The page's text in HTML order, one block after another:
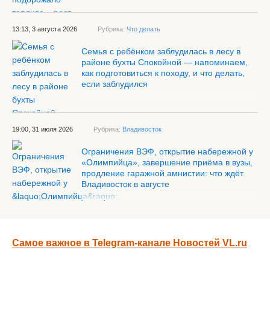
13:13, 3 августа 2026 Рубрика: Что делать
Семья с ребёнком заблудилась в лесу в
районе бухты Спокойной — напоминаем,
как подготовиться к походу, и что делать,
если заблудился
19:00, 31 июля 2026 Рубрика: Владивосток
Ограничения ВЭФ, открытие набережной у
«Олимпийца», завершение приёма в вузы,
продление гаражной амнистии: что ждёт
Владивосток в августе
Самое важное в Telegram-канале Новостей VL.ru